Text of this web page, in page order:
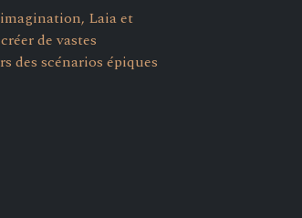
Laia et
de vastes
des scénarios épiques